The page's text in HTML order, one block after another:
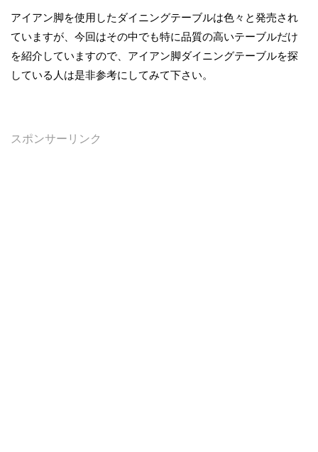
アイアン脚を使用したダイニングテーブルは色々と発売され
ていますが、今回はその中でも特に品質の高いテーブルだけ
を紹介していますので、アイアン脚ダイニングテーブルを探
している人は是非参考にしてみて下さい。
スポンサーリンク